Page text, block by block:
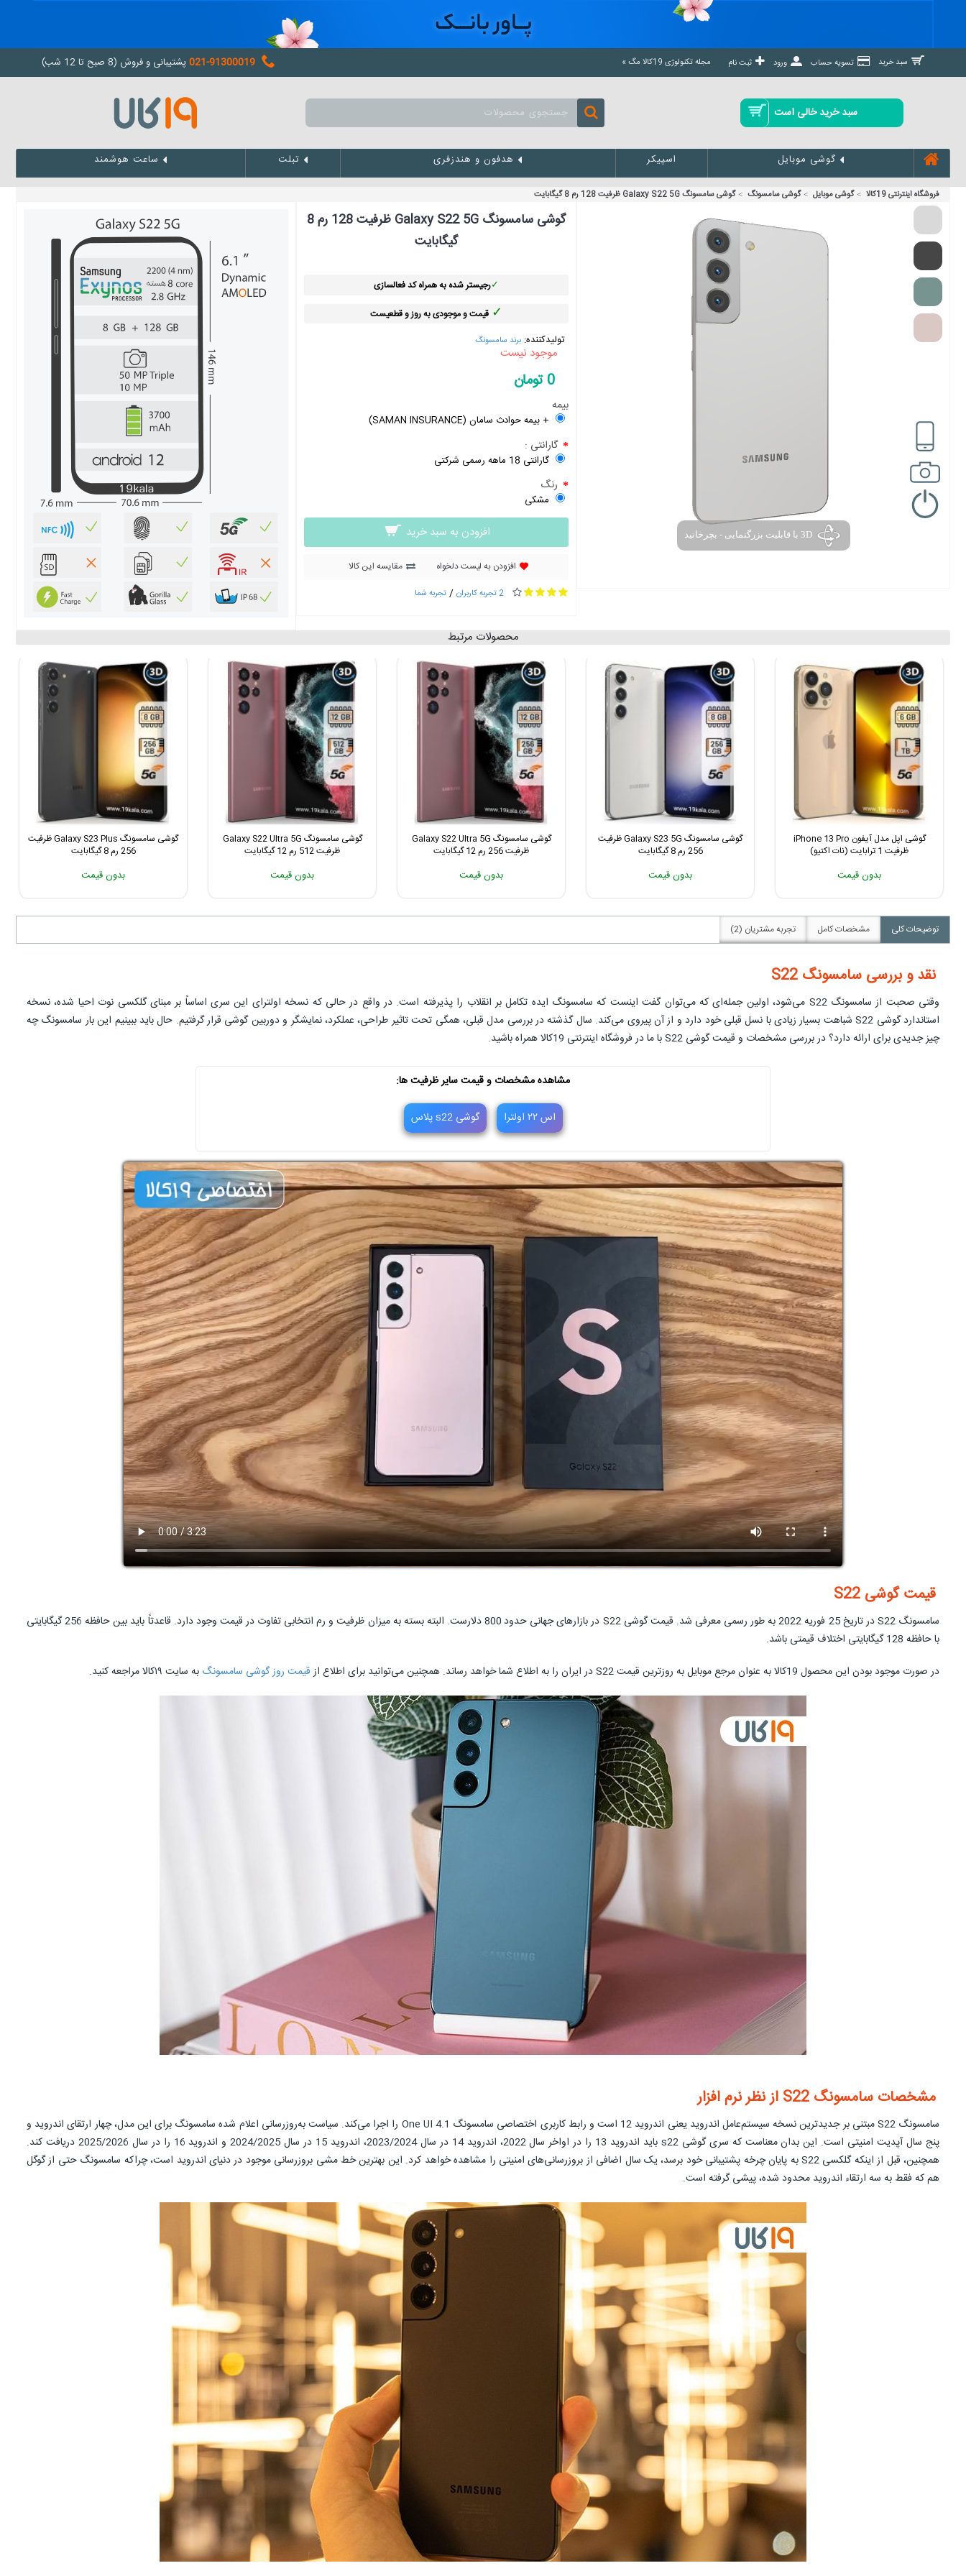
سبد خرید تسویه حساب ورود ثبت نام مجله تکنولوژی 19کالا مگ » پشتیبانی و فروش (8 صبح تا 12 شب)
سبد خرید خالی است
گوشی موبایل اسپیکر هدفون و هندزفری تبلت ساعت هوشمند
فروشگاه اینترنتی 19کالا گوشی موبایل گوشی سامسونگ گوشی سامسونگ Galaxy S22 5G ظرفیت 128 رم 8 گیگابایت
گوشی سامسونگ Galaxy S22 5G ظرفیت 128 رم 8
گیگابایت
✓رجیستر شده به همراه کد فعالسازی
✓ قیمت و موجودی به روز و قطعیست
تولیدکننده: برند سامسونگ
موجود نیست
0 تومان
بیمه
+ بیمه حوادث سامان (SAMAN INSURANCE)
گارانتی :
گارانتی 18 ماهه رسمی شرکتی
رنگ
مشکی
افزودن به سبد خرید
افزودن به لیست دلخواه مقایسه این کالا
2 تجربه کاربران / تجربه شما
محصولات مرتبط
گوشی سامسونگ Galaxy S23 Plus ظرفیت
256 رم 8 گیگابایت
بدون قیمت
گوشی سامسونگ Galaxy S22 Ultra 5G
ظرفیت 512 رم 12 گیگابایت
بدون قیمت
گوشی سامسونگ Galaxy S22 Ultra 5G
ظرفیت 256 رم 12 گیگابایت
بدون قیمت
گوشی سامسونگ Galaxy S23 5G ظرفیت
256 رم 8 گیگابایت
بدون قیمت
گوشی اپل مدل آیفون iPhone 13 Pro
ظرفیت 1 ترابایت (نات اکتیو)
بدون قیمت
توضیحات کلی مشخصات کامل تجربه مشتریان (2)
نقد و بررسی سامسونگ S22
وقتی صحبت از سامسونگ S22 می‌شود، اولین جمله‌ای که می‌توان گفت اینست که سامسونگ ایده تکامل بر انقلاب را پذیرفته است. در واقع در حالی که نسخه اولترای این سری اساساً بر مبنای گلکسی نوت احیا شده، نسخه
استاندارد گوشی S22 شباهت بسیار زیادی با نسل قبلی خود دارد و از آن پیروی می‌کند. سال گذشته در بررسی مدل قبلی، همگی تحت تاثیر طراحی، عملکرد، نمایشگر و دوربین گوشی قرار گرفتیم. حال باید ببینیم این بار سامسونگ چه
چیز جدیدی برای ارائه دارد؟ در بررسی مشخصات و قیمت گوشی S22 با ما در فروشگاه اینترنتی 19کالا همراه باشید.
مشاهده مشخصات و قیمت سایر ظرفیت ها:
اس ۲۲ اولترا گوشی s22 پلاس
قیمت گوشی S22
سامسونگ S22 در تاریخ 25 فوریه 2022 به طور رسمی معرفی شد. قیمت گوشی S22 در بازارهای جهانی حدود 800 دلارست. البته بسته به میزان ظرفیت و رم انتخابی تفاوت در قیمت وجود دارد. قاعدتاً باید بین حافظه 256 گیگابایتی
با حافظه 128 گیگابایتی اختلاف قیمتی باشد.
در صورت موجود بودن این محصول 19کالا به عنوان مرجع موبایل به روزترین قیمت S22 در ایران را به اطلاع شما خواهد رساند. همچنین می‌توانید برای اطلاع از
قیمت روز گوشی سامسونگ به سایت ۱۹کالا مراجعه کنید.
مشخصات سامسونگ S22 از نظر نرم افزار
سامسونگ S22 مبتنی بر جدیدترین نسخه سیستم‌عامل اندروید یعنی اندروید 12 است و رابط کاربری اختصاصی سامسونگ One UI 4.1 را اجرا می‌کند. سیاست به‌روزرسانی اعلام‌ شده سامسونگ برای این مدل، چهار ارتقای اندروید و
پنج سال آپدیت امنیتی است. این بدان معناست که سری گوشی s22 باید اندروید 13 را در اواخر سال 2022، اندروید 14 در سال 2023/2024، اندروید 15 در سال 2024/2025 و اندروید 16 را در سال 2025/2026 دریافت کند.
همچنین، قبل از اینکه گلکسی S22 به پایان چرخه پشتیبانی خود برسد، یک سال اضافی از بروزرسانی‌های امنیتی را مشاهده خواهد کرد. این بهترین خط مشی بروزرسانی موجود در دنیای اندروید است، چراکه سامسونگ حتی از گوگل
هم که فقط به سه ارتقاء اندروید محدود شده، پیشی گرفته است.